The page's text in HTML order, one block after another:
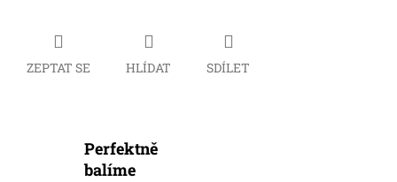
ZEPTAT SE HLÍDAT SDÍLET
Perfektně
balíme